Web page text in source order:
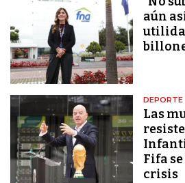
aún
DEPORTE
Las
Fifa
crisis